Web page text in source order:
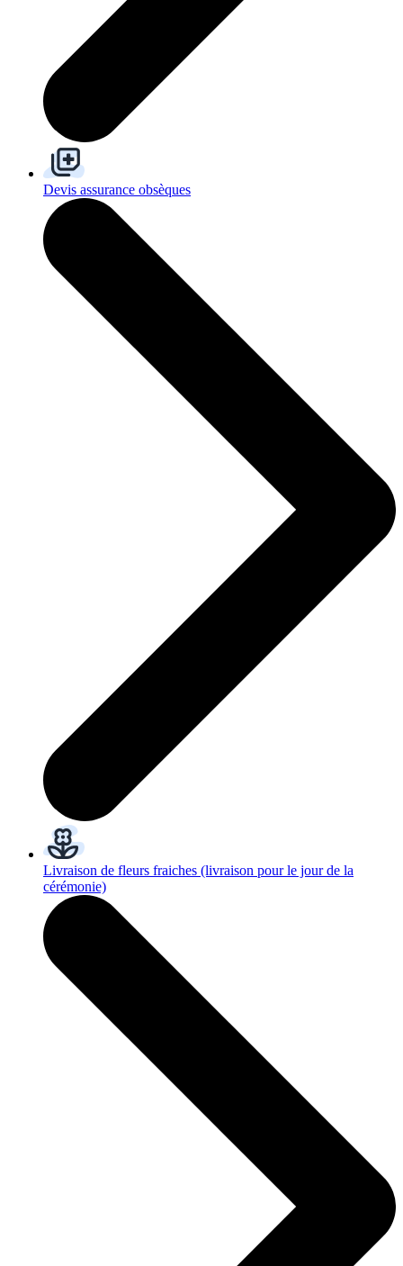
Devis assurance obsèques
Livraison de fleurs fraiches (livraison pour le jour de la
cérémonie)